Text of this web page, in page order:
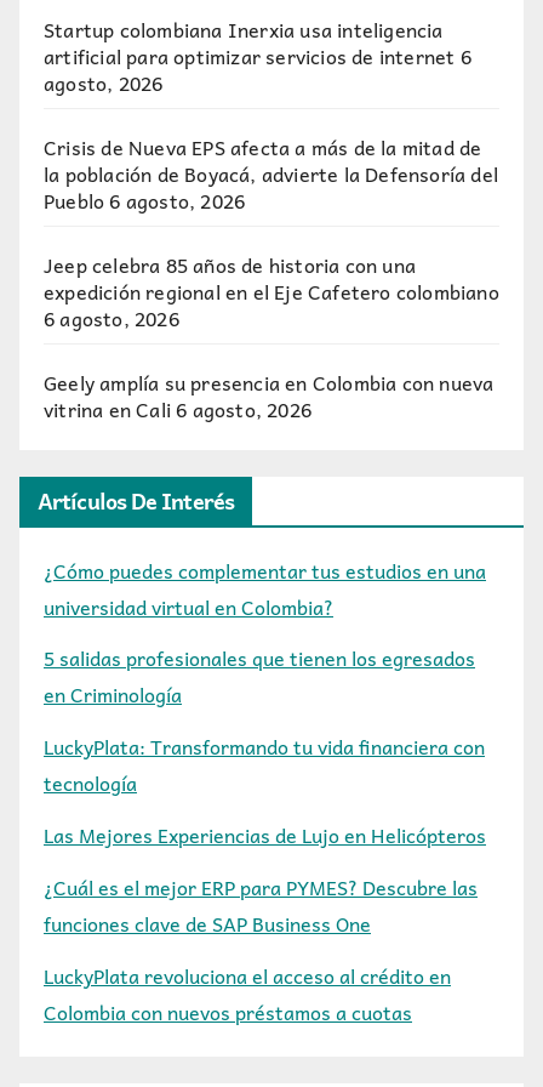
Startup colombiana Inerxia usa inteligencia
artificial para optimizar servicios de internet 6
agosto, 2026
Crisis de Nueva EPS afecta a más de la mitad de
la población de Boyacá, advierte la Defensoría del
Pueblo6 agosto, 2026
Jeep celebra 85 años de historia con una
expedición regional en el Eje Cafetero colombiano
6 agosto, 2026
Geely amplía su presencia en Colombia con nueva
vitrina en Cali 6 agosto, 2026
Artículos De Interés
¿Cómo puedes complementar tus estudios en una
universidad virtual en Colombia?
5 salidas profesionales que tienen los egresados
en Criminología
LuckyPlata: Transformando tu vida financiera con
tecnología
Las Mejores Experiencias de Lujo en Helicópteros
¿Cuál es el mejor ERP para PYMES? Descubre las
funciones clave de SAP Business One
LuckyPlata revoluciona el acceso al crédito en
Colombia con nuevos préstamos a cuotas